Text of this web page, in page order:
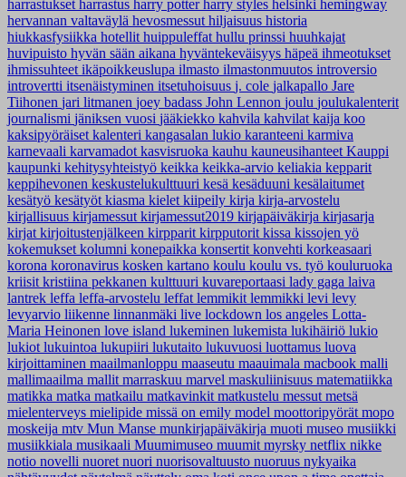
harrastukset harrastus harry potterharry styles helsinki hemingway
hervannan valtaväylä hevosmessut hiljaisuus historia
hiukkasfysiikka hotellit huippuleffat hullu prinssi huuhkajat
huvipuisto hyvän sään aikana hyväntekeväisyys häpeä ihmeotukset
ihmissuhteet ikäpoikkeuslupa ilmasto ilmastonmuutos introversio
introvertti itsenäistyminen itsetuhoisuus j. cole jalkapallo Jare
Tiihonen jari litmanen joey badass John Lennon joulu joulukalenterit
journalismi jäniksen vuosi jääkiekko kahvila kahvilat kaija koo
kaksipyöräiset kalenteri kangasalan lukio karanteeni karmiva
karnevaali karvamadot kasvisruoka kauhu kauneusihanteet Kauppi
kaupunki kehitysyhteistyö keikka keikka-arvio keliakia kepparit
keppihevonen keskustelukulttuuri kesä kesäduuni kesälaitumet
kesätyö kesätyöt kiasma kielet kiipeily kirja kirja-arvostelu
kirjallisuus kirjamessut kirjamessut2019 kirjapäiväkirja kirjasarja
kirjat kirjoitustenjälkeen kirpparit kirpputorit kissa kissojen yö
kokemukset kolumni konepaikka konsertit konvehti korkeasaari
korona koronavirus kosken kartano koulu koulu vs. työ kouluruoka
kriisit kristiina pekkanen kulttuuri kuvareportaasi lady gaga laiva
lantrek leffa leffa-arvostelu leffat lemmikit lemmikki levi levy
levyarvio liikenne linnanmäki live lockdown los angeles Lotta-
Maria Heinonen love island lukeminen lukemista lukihäiriö lukio
lukiot lukuintoa lukupiiri lukutaito lukuvuosi luottamus luova
kirjoittaminen maailmanloppu maaseutu maauimala macbook malli
mallimaailma mallit marraskuu marvel maskuliinisuus matematiikka
matikka matka matkailu matkavinkit matkustelu messut metsä
mielenterveys mielipide missä on emily model moottoripyörät mopo
moskeija mtv Mun Manse munkirjapäiväkirja muoti museo musiikki
musiikkiala musikaali Muumimuseo muumit myrsky netflix nikke
notio novelli nuoret nuori nuorisovaltuusto nuoruus nykyaika